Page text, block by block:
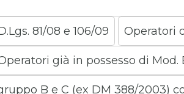
81/08 e 106/09 Operatori
già in possesso di Mod.
B e C (ex DM 388/2003)